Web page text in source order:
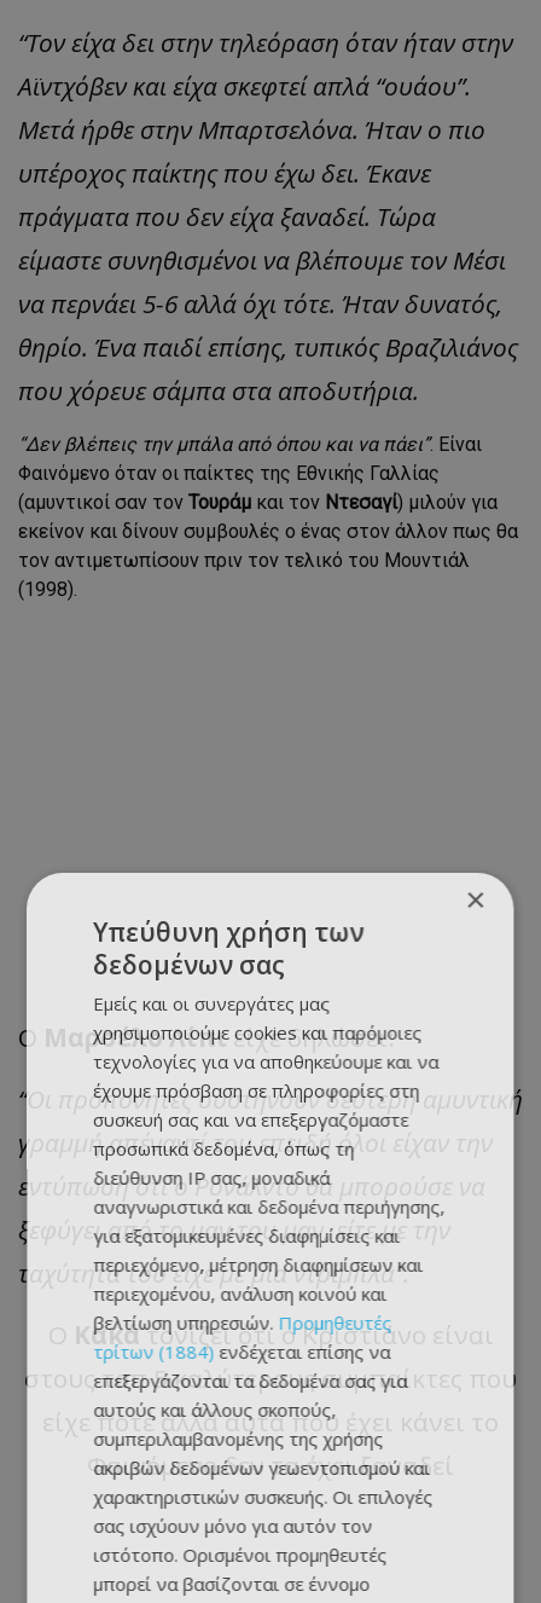
“Τον είχα δει στην τηλεόραση όταν ήταν στην
Αϊντχόβεν και είχα σκεφτεί απλά “ουάου”.
Μετά ήρθε στην Μπαρτσελόνα. Ήταν ο πιο
υπέροχος παίκτης που έχω δει. Έκανε
πράγματα που δεν είχα ξαναδεί. Τώρα
είμαστε συνηθισμένοι να βλέπουμε τον Μέσι
να περνάει 5-6 αλλά όχι τότε. Ήταν δυνατός,
θηρίο. Ένα παιδί επίσης, τυπικός Βραζιλιάνος
που χόρευε σάμπα στα αποδυτήρια.
“Δεν βλέπεις την μπάλα από όπου και να πάει”. Είναι
Φαινόμενο όταν οι παίκτες της Εθνικής Γαλλίας
(αμυντικοί σαν τον Τουράμ και τον Ντεσαγί) μιλούν για
εκείνον και δίνουν συμβουλές ο ένας στον άλλον πως θα
τον αντιμετωπίσουν πριν τον τελικό του Μουντιάλ
(1998).
Ο Μαρσέλο Λίπιείχε δηλώσει:
“Οι προπονητές συστήνουν δεύτερη αμυντική
γραμμή απέναντί του επειδή όλοι είχαν την
εντύπωση ότι ο Ρονάλντο θα μπορούσε να
ξεφύγει από το μαν του μαν, είτε με την
ταχύτητά του είχε με μια ντρίμπλα”.
Ο Κακάτονίζει ότι ο Κριστιάνο είναι
στους τοπ 5 καλύτερους συμπαίκτες που
είχε ποτέ αλλά αυτά που έχει κάνει το
Φαινόμενο δεν τα έχει ξαναδεί
×
Υπεύθυνη χρήση των
δεδομένων σας
Εμείς και οι συνεργάτες μας
χρησιμοποιούμε cookies και παρόμοιες
τεχνολογίες για να αποθηκεύουμε και να
έχουμε πρόσβαση σε πληροφορίες στη
συσκευή σας και να επεξεργαζόμαστε
προσωπικά δεδομένα, όπως τη
διεύθυνση IP σας, μοναδικά
αναγνωριστικά και δεδομένα περιήγησης,
για εξατομικευμένες διαφημίσεις και
περιεχόμενο, μέτρηση διαφημίσεων και
περιεχομένου, ανάλυση κοινού και
βελτίωση υπηρεσιών. Προμηθευτές
τρίτων (1884)ενδέχεται επίσης να
επεξεργάζονται τα δεδομένα σας για
αυτούς και άλλους σκοπούς,
συμπεριλαμβανομένης της χρήσης
ακριβών δεδομένων γεωεντοπισμού και
χαρακτηριστικών συσκευής. Οι επιλογές
σας ισχύουν μόνο για αυτόν τον
ιστότοπο. Ορισμένοι προμηθευτές
μπορεί να βασίζονται σε έννομο